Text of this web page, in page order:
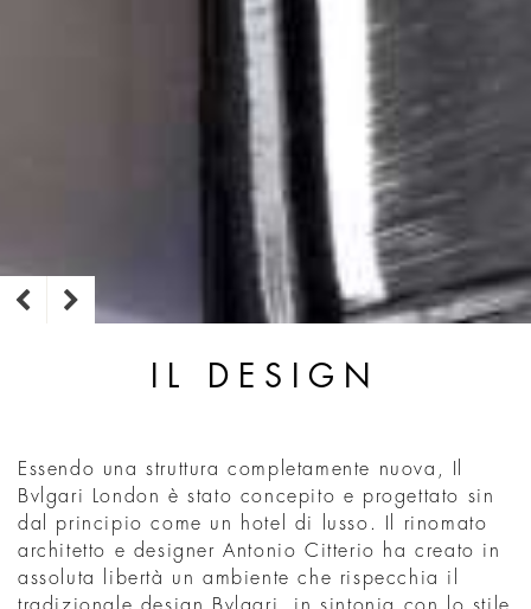
IL DESIGN
Essendo una struttura completamente nuova, Il
Bvlgari London è stato concepito e progettato sin
dal principio come un hotel di lusso. Il rinomato
architetto e designer Antonio Citterio ha creato in
assoluta libertà un ambiente che rispecchia il
tradizionale design Bvlgari, in sintonia con lo stile